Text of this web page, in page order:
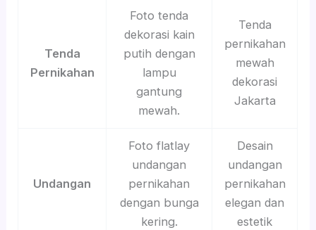
Tenda
Pernikahan
Foto tenda
dekorasi kain
putih dengan
lampu
gantung
mewah.
Tenda
pernikahan
mewah
dekorasi
Jakarta
Undangan
Foto flatlay
undangan
pernikahan
dengan bunga
kering.
Desain
undangan
pernikahan
elegan dan
estetik